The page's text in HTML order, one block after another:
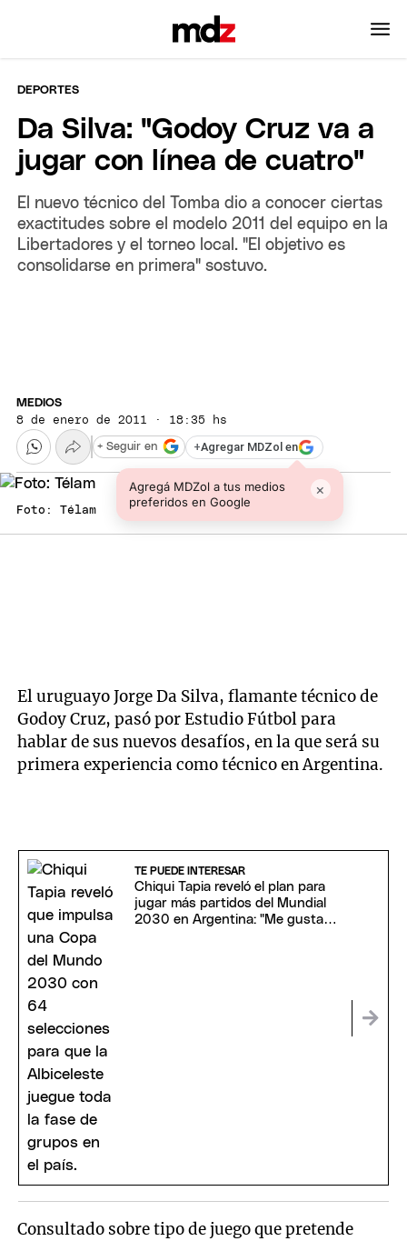
DEPORTES
Da Silva: "Godoy Cruz va a
jugar con línea de cuatro"
El nuevo técnico del Tomba dio a conocer ciertas
exactitudes sobre el modelo 2011 del equipo en la
Libertadores y el torneo local. "El objetivo es
consolidarse en primera" sostuvo.
MEDIOS
8 de enero de 2011 · 18:35 hs
+Agregar MDZol en
Agregá MDZol a tus medios
preferidos en Google
×
+ Seguir en
Foto: Télam
El uruguayo Jorge Da Silva, flamante técnico de
Godoy Cruz, pasó por Estudio Fútbol para
hablar de sus nuevos desafíos, en la que será su
primera experiencia como técnico en Argentina.
TE PUEDE INTERESAR
Chiqui Tapia reveló el plan para
jugar más partidos del Mundial
2030 en Argentina: "Me gustaría
Consultado sobre tipo de juego que pretende